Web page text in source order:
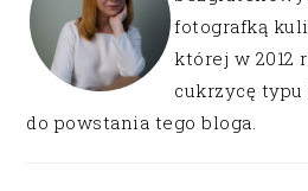
fotografką
której w 2012
cukrzycę typu
do powstania tego bloga.